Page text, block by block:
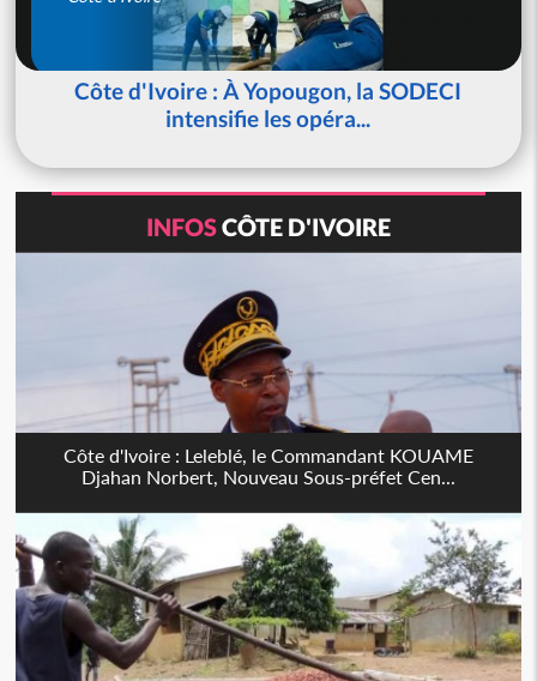
Côte d'Ivoire : À Yopougon, la SODECI
intensifie les opéra...
INFOSCÔTE D'IVOIRE
Côte d'Ivoire : Leleblé, le Commandant KOUAME
Djahan Norbert, Nouveau Sous-préfet Cen...